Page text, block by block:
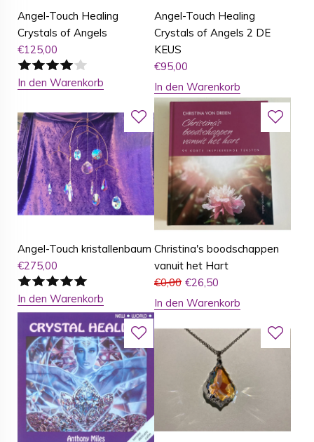
Angel-Touch Healing
Crystals of Angels
€125,00
In den Warenkorb
Angel-Touch Healing
Crystals of Angels 2 DE
KEUS
€95,00
In den Warenkorb
Angel-Touch kristallenbaum
€275,00
In den Warenkorb
Christina's boodschappen
vanuit het Hart
€0,00 €26,50
In den Warenkorb